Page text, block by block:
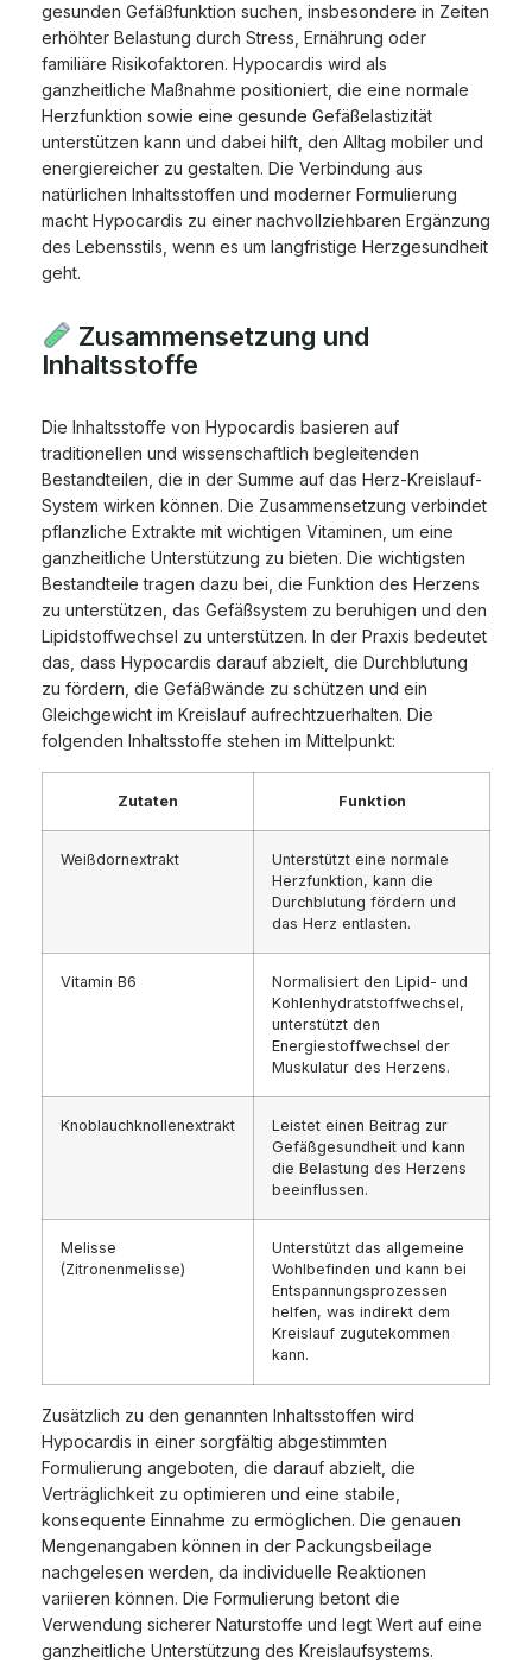
gesunden Gefäßfunktion suchen, insbesondere in Zeiten
erhöhter Belastung durch Stress, Ernährung oder
familiäre Risikofaktoren. Hypocardis wird als
ganzheitliche Maßnahme positioniert, die eine normale
Herzfunktion sowie eine gesunde Gefäßelastizität
unterstützen kann und dabei hilft, den Alltag mobiler und
energiereicher zu gestalten. Die Verbindung aus
natürlichen Inhaltsstoffen und moderner Formulierung
macht Hypocardis zu einer nachvollziehbaren Ergänzung
des Lebensstils, wenn es um langfristige Herzgesundheit
geht.
Zusammensetzung und
Inhaltsstoffe
Die Inhaltsstoffe von Hypocardis basieren auf
traditionellen und wissenschaftlich begleitenden
Bestandteilen, die in der Summe auf das Herz-Kreislauf-
System wirken können. Die Zusammensetzung verbindet
pflanzliche Extrakte mit wichtigen Vitaminen, um eine
ganzheitliche Unterstützung zu bieten. Die wichtigsten
Bestandteile tragen dazu bei, die Funktion des Herzens
zu unterstützen, das Gefäßsystem zu beruhigen und den
Lipidstoffwechsel zu unterstützen. In der Praxis bedeutet
das, dass Hypocardis darauf abzielt, die Durchblutung
zu fördern, die Gefäßwände zu schützen und ein
Gleichgewicht im Kreislauf aufrechtzuerhalten. Die
folgenden Inhaltsstoffe stehen im Mittelpunkt:
Zutaten Funktion
Weißdornextrakt
Unterstützt eine normale
Herzfunktion, kann die
Durchblutung fördern und
das Herz entlasten.
Vitamin B6
Normalisiert den Lipid- und
Kohlenhydratstoffwechsel,
unterstützt den
Energiestoffwechsel der
Muskulatur des Herzens.
Knoblauchknollenextrakt
Leistet einen Beitrag zur
Gefäßgesundheit und kann
die Belastung des Herzens
beeinflussen.
Melisse
(Zitronenmelisse)
Unterstützt das allgemeine
Wohlbefinden und kann bei
Entspannungsprozessen
helfen, was indirekt dem
Kreislauf zugutekommen
kann.
Zusätzlich zu den genannten Inhaltsstoffen wird
Hypocardis in einer sorgfältig abgestimmten
Formulierung angeboten, die darauf abzielt, die
Verträglichkeit zu optimieren und eine stabile,
konsequente Einnahme zu ermöglichen. Die genauen
Mengenangaben können in der Packungsbeilage
nachgelesen werden, da individuelle Reaktionen
variieren können. Die Formulierung betont die
Verwendung sicherer Naturstoffe und legt Wert auf eine
ganzheitliche Unterstützung des Kreislaufsystems.